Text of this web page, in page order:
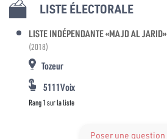
LISTE ÉLECTORALE
LISTE INDÉPENDANTE «MAJD AL JARID»
(2018)
Tozeur
5111Voix
Rang 1 sur la liste
Poser une question